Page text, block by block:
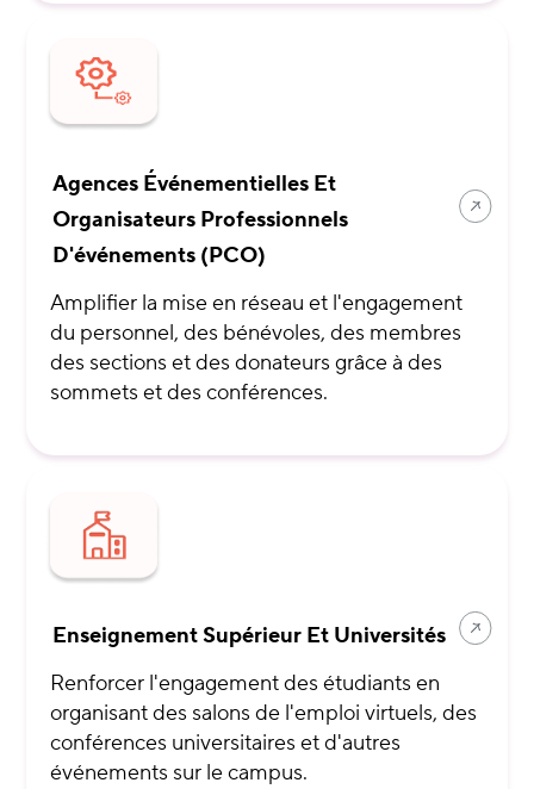
Agences Événementielles Et
Organisateurs Professionnels
D'événements (PCO)
Amplifier la mise en réseau et l'engagement
du personnel, des bénévoles, des membres
des sections et des donateurs grâce à des
sommets et des conférences.
Enseignement Supérieur Et Universités
Renforcer l'engagement des étudiants en
organisant des salons de l'emploi virtuels, des
conférences universitaires et d'autres
événements sur le campus.